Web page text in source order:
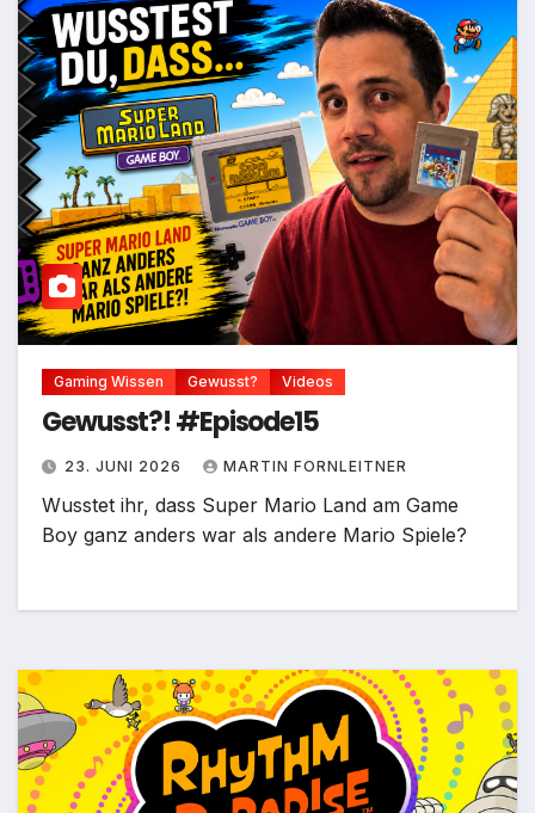
Gaming Wissen Gewusst? Videos
Gewusst?! #Episode15
23. JUNI 2026 MARTIN FORNLEITNER
Wusstet ihr, dass Super Mario Land am Game
Boy ganz anders war als andere Mario Spiele?